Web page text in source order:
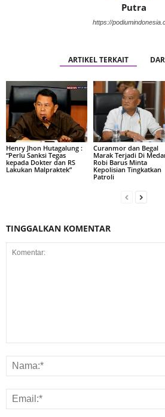
Putra
https://
ARTIKEL TERKAIT
Henry Jhon Hutagalung :
“Perlu Sanksi Tegas
kepada Dokter dan RS
Lakukan Malpraktek”
Curanmor dan Begal
Marak Terjadi Di
Robi Barus Minta
Kepolisian Tingkatkan
Patroli
TINGGALKAN KOMENTAR